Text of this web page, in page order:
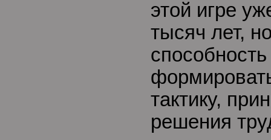
этой игре
тысяч лет,
тактику,
решения